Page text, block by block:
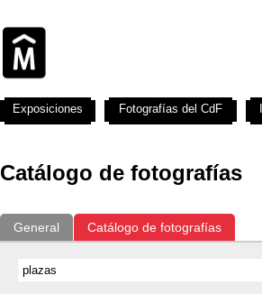
Catálogo de fotografías
General Catálogo de fotografías
Exposiciones Fotografías del CdF